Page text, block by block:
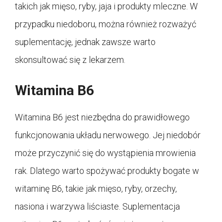
takich jak mięso, ryby, jaja i produkty mleczne. W
przypadku niedoboru, można również rozważyć
suplementację, jednak zawsze warto
skonsultować się z lekarzem.
Witamina B6
Witamina B6 jest niezbędna do prawidłowego
funkcjonowania układu nerwowego. Jej niedobór
może przyczynić się do wystąpienia mrowienia
rak. Dlatego warto spożywać produkty bogate w
witaminę B6, takie jak mięso, ryby, orzechy,
nasiona i warzywa liściaste. Suplementacja